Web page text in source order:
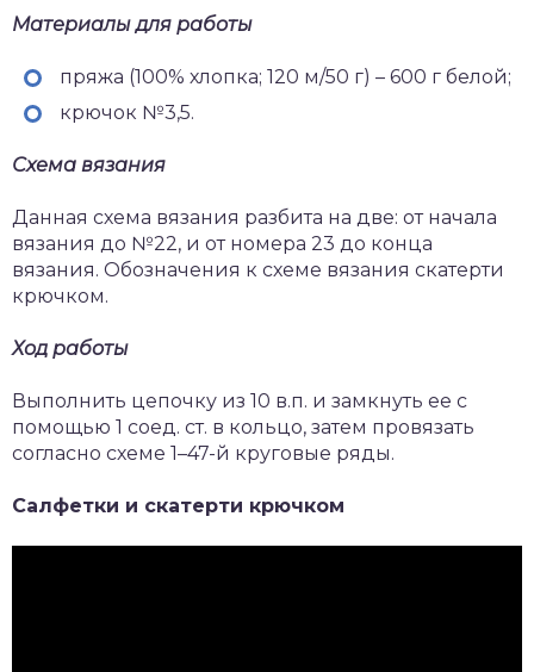
Материалы для работы
пряжа (100% хлопка; 120 м/50 г) – 600 г белой;
крючок №3,5.
Схема вязания
Данная схема вязания разбита на две: от начала
вязания до №22, и от номера 23 до конца
вязания. Обозначения к схеме вязания скатерти
крючком.
Ход работы
Выполнить цепочку из 10 в.п. и замкнуть ее с
помощью 1 соед. ст. в кольцо, затем провязать
согласно схеме 1–47-й круговые ряды.
Салфетки и скатерти крючком